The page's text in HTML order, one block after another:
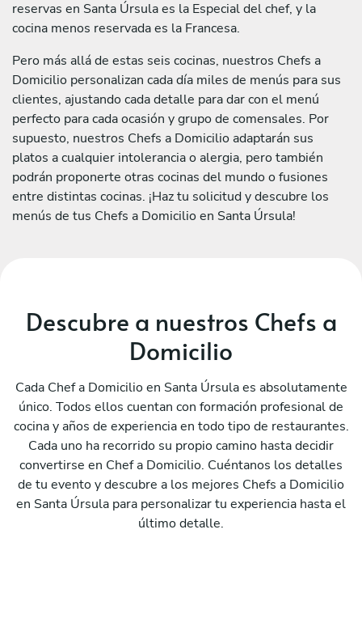
reservas en Santa Úrsula es la Especial del chef, y la
cocina menos reservada es la Francesa.
Pero más allá de estas seis cocinas, nuestros Chefs a
Domicilio personalizan cada día miles de menús para sus
clientes, ajustando cada detalle para dar con el menú
perfecto para cada ocasión y grupo de comensales. Por
supuesto, nuestros Chefs a Domicilio adaptarán sus
platos a cualquier intolerancia o alergia, pero también
podrán proponerte otras cocinas del mundo o fusiones
entre distintas cocinas. ¡Haz tu solicitud y descubre los
menús de tus Chefs a Domicilio en Santa Úrsula!
Descubre a nuestros Chefs a
Domicilio
Cada Chef a Domicilio en Santa Úrsula es absolutamente
único. Todos ellos cuentan con formación profesional de
cocina y años de experiencia en todo tipo de restaurantes.
Cada uno ha recorrido su propio camino hasta decidir
convertirse en Chef a Domicilio. Cuéntanos los detalles
de tu evento y descubre a los mejores Chefs a Domicilio
en Santa Úrsula para personalizar tu experiencia hasta el
último detalle.